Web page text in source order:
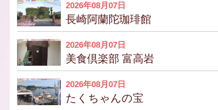
2026年08月07日
長崎阿蘭陀珈琲館
2026年08月07日
美食倶楽部 富高岩
2026年08月07日
たくちゃんの宝